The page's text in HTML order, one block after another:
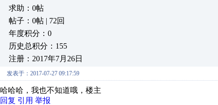
求助：0帖
帖子：0帖 | 72回
年度积分：0
历史总积分：155
注册：2017年7月26日
发表于：2017-07-27 09:17:59
哈哈哈，我也不知道哦，楼主
回复 引用 举报